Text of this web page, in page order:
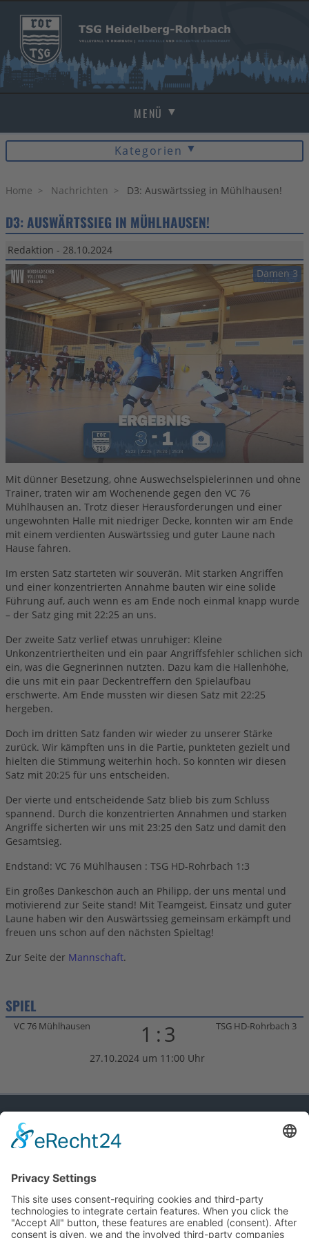
MENÜ
HOME
NACHRICHTEN
MANNSCHAFTEN
BEACH
BILDER
ABTEILUNG
Kategorien
Beach
Volleyball
Damen 2 (Landesliga)
Damen 3 (Bezirksklasse)
Damen 4 (Bezirksklasse)
Mixed 1 (Bezirksliga)
Mixed 2 (Bezirksliga)
Mixed 3
Mixed 4x4
SG Herren 1 (Dritte Liga)
SG Herren 2 (Oberliga)
SG Herren 3 (Oberliga)
SG Herren 4 (Verbandsliga)
SG Herren 5 (Landesliga)
SG Herren 6 (Landesliga)
SG Herren 7 (Bezirksliga)
SG Herren 8 (Bezirksklasse)
SG Herren 9 (Bezirksklasse)
Jugend Anfänger Mädchen
U18 männlich
U18 weiblich
U20 weiblich
Erwachsene Einsteiger
Rohr-frei
Tai Ginseng
Senioren Halle
Home Nachrichten D3: Auswärtssieg in Mühlhausen!
D3: AUSWÄRTSSIEG IN MÜHLHAUSEN!
Redaktion - 28.10.2024
Damen 3
Mit dünner Besetzung, ohne Auswechselspielerinnen und ohne
Trainer, traten wir am Wochenende gegen den VC 76
Mühlhausen an. Trotz dieser Herausforderungen und einer
ungewohnten Halle mit niedriger Decke, konnten wir am Ende
mit einem verdienten Auswärtssieg und guter Laune nach
Hause fahren.
Im ersten Satz starteten wir souverän. Mit starken Angriffen
und einer konzentrierten Annahme bauten wir eine solide
Führung auf, auch wenn es am Ende noch einmal knapp wurde
– der Satz ging mit 22:25 an uns.
Der zweite Satz verlief etwas unruhiger: Kleine
Unkonzentriertheiten und ein paar Angriffsfehler schlichen sich
ein, was die Gegnerinnen nutzten. Dazu kam die Hallenhöhe,
die uns mit ein paar Deckentreffern den Spielaufbau
erschwerte. Am Ende mussten wir diesen Satz mit 22:25
hergeben.
Doch im dritten Satz fanden wir wieder zu unserer Stärke
zurück. Wir kämpften uns in die Partie, punkteten gezielt und
hielten die Stimmung weiterhin hoch. So konnten wir diesen
Satz mit 20:25 für uns entscheiden.
Der vierte und entscheidende Satz blieb bis zum Schluss
spannend. Durch die konzentrierten Annahmen und starken
Angriffe sicherten wir uns mit 23:25 den Satz und damit den
Gesamtsieg.
Endstand: VC 76 Mühlhausen : TSG HD-Rohrbach 1:3
Ein großes Dankeschön auch an Philipp, der uns mental und
motivierend zur Seite stand! Mit Teamgeist, Einsatz und guter
Laune haben wir den Auswärtssieg gemeinsam erkämpft und
freuen uns schon auf den nächsten Spieltag!
Zur Seite der Mannschaft.
SPIEL
VC 76 Mühlhausen 1:3 TSG HD-Rohrbach 3
27.10.2024 um 11:00 Uhr
TSG HD-ROHRBACH
TSG Heidelberg-Rohrbach
Datenschutz
MITGLIED DER